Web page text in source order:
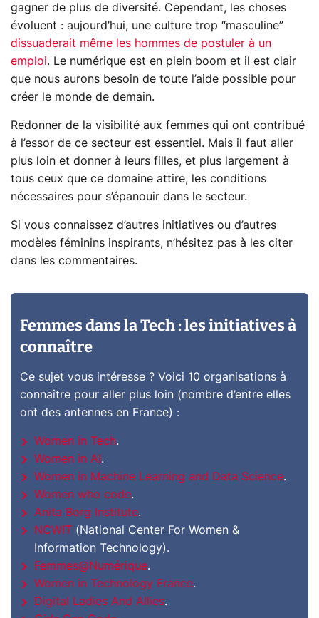
gagner de plus de diversité. Cependant, les choses
évoluent : aujourd’hui, une culture trop “masculine”
dissuaderait même les hommes de postuler à un
emploi. Le numérique est en plein boom et il est clair
que nous aurons besoin de toute l’aide possible pour
créer le monde de demain.
Redonner de la visibilité aux femmes qui ont contribué
à l’essor de ce secteur est essentiel. Mais il faut aller
plus loin et donner à leurs filles, et plus largement à
tous ceux que ce domaine attire, les conditions
nécessaires pour s’épanouir dans le secteur.
Si vous connaissez d’autres initiatives ou d’autres
modèles féminins inspirants, n’hésitez pas à les citer
dans les commentaires.
Femmes dans la Tech : les initiatives à
connaître
Ce sujet vous intéresse ? Voici 10 organisations à
connaître pour aller plus loin (nombre d’entre elles
ont des antennes en France) :
Women in Tech.
Women in AI .
Women in Machine Learning and Data Science.
Women who code.
Anita Borg Institute.
NCWIT (National Center For Women &
Information Technology).
Femmes@Numérique.
Women in Technology France.
Digital Ladies And Allies.